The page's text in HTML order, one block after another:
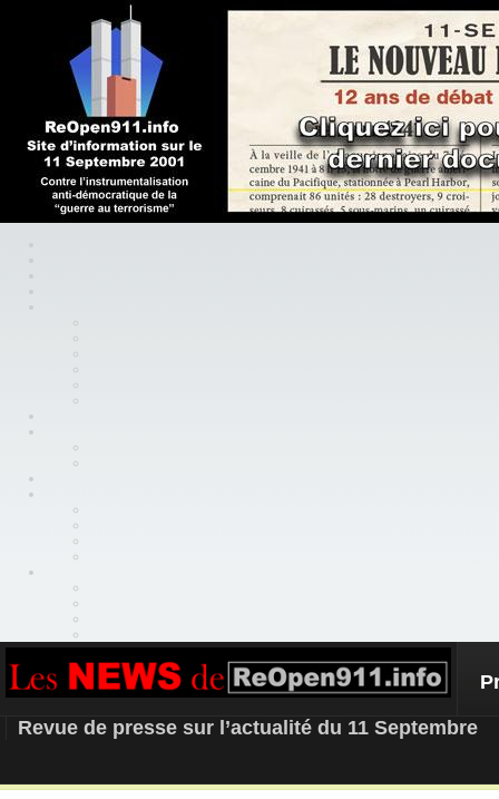
REOPEN911 – NEWS
Revue de presse sur l’actualité du 11 Septembre